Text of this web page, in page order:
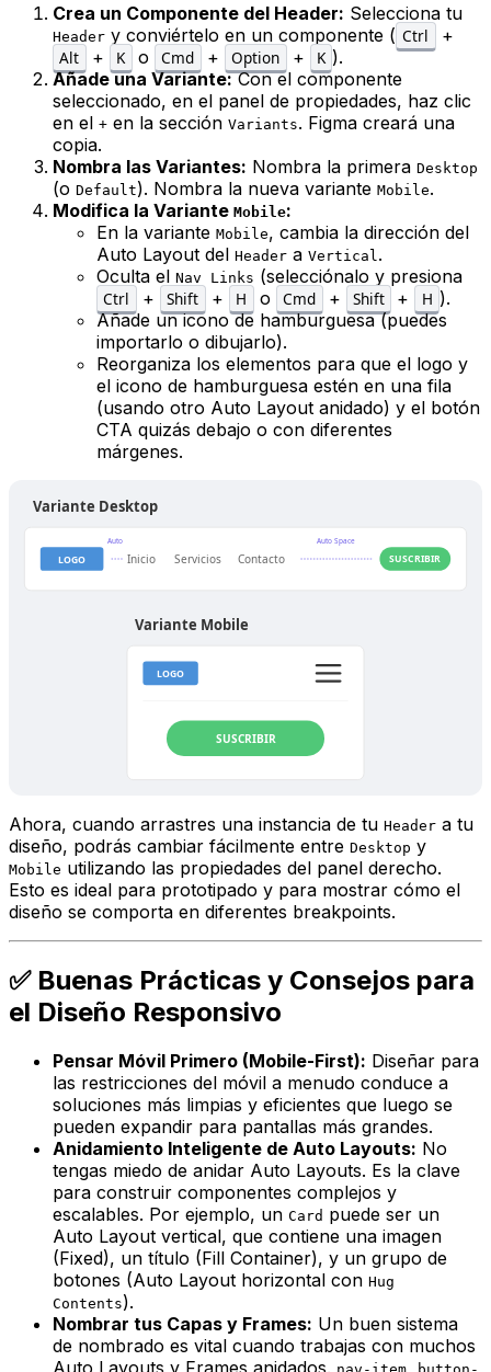
Crea un Componente del Header: Selecciona tu
Header y conviértelo en un componente ( Ctrl +
Alt + K o Cmd + Option + K ).
Añade una Variante:Con el componente
seleccionado, en el panel de propiedades, haz clic
en el + en la sección Variants. Figma creará una
copia.
Nombra las Variantes: Nombra la primera Desktop
(o Default). Nombra la nueva variante Mobile.
Modifica la Variante Mobile:
En la variante Mobile, cambia la dirección del
Auto Layout del Header a Vertical .
Oculta el Nav Links (selecciónalo y presiona
Ctrl + Shift + H o Cmd + Shift + H ).
Añade un icono de hamburguesa (puedes
importarlo o dibujarlo).
Reorganiza los elementos para que el logo y
el icono de hamburguesa estén en una fila
(usando otro Auto Layout anidado) y el botón
CTA quizás debajo o con diferentes
márgenes.
Variante Desktop
LOGO Inicio Servicios Contacto SUSCRIBIR
Variante Mobile
LOGO
SUSCRIBIR
Auto Auto Space
Ahora, cuando arrastres una instancia de tu Header a tu
diseño, podrás cambiar fácilmente entre Desktop y
Mobile utilizando las propiedades del panel derecho.
Esto es ideal para prototipado y para mostrar cómo el
diseño se comporta en diferentes breakpoints.
✅ Buenas Prácticas y Consejos para
el Diseño Responsivo
Pensar Móvil Primero (Mobile-First): Diseñar para
las restricciones del móvil a menudo conduce a
soluciones más limpias y eficientes que luego se
pueden expandir para pantallas más grandes.
Anidamiento Inteligente de Auto Layouts: No
tengas miedo de anidar Auto Layouts. Es la clave
para construir componentes complejos y
escalables. Por ejemplo, un Card puede ser un
Auto Layout vertical, que contiene una imagen
(Fixed), un título (Fill Container), y un grupo de
botones (Auto Layout horizontal con Hug
Contents).
Nombrar tus Capas y Frames: Un buen sistema
de nombrado es vital cuando trabajas con muchos
Auto Layouts y Frames anidados.